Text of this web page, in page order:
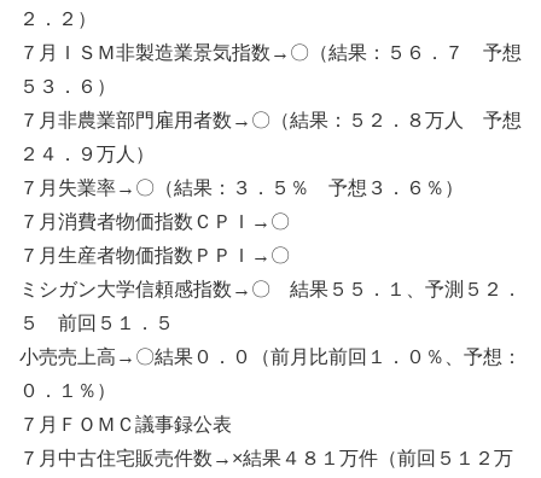
２．２）
７月ＩＳＭ非製造業景気指数→〇（結果：５６．７ 予想
５３．６）
７月非農業部門雇用者数→〇（結果：５２．８万人 予想
２４．９万人）
７月失業率→〇（結果：３．５％ 予想３．６％）
７月消費者物価指数ＣＰＩ→〇
７月生産者物価指数ＰＰＩ→〇
ミシガン大学信頼感指数→〇 結果５５．１、予測５２．
５ 前回５１．５
小売売上高→〇結果０．０（前月比前回１．０％、予想：
０．１％）
７月ＦＯＭＣ議事録公表
７月中古住宅販売件数→×結果４８１万件（前回５１２万